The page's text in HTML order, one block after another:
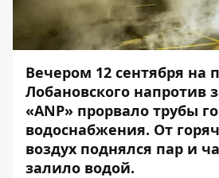
Вечером 12 сентября на
Лобановского напротив
«ANP» прорвало трубы
водоснабжения. От
воздух поднялся пар и
залило водой.